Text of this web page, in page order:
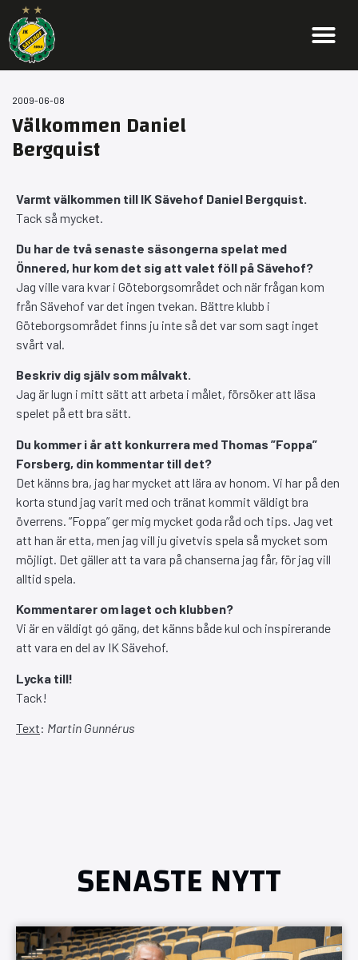
2009-06-08
Välkommen Daniel
Bergquist
Varmt välkommen till IK Sävehof Daniel Bergquist.
Tack så mycket.
Du har de två senaste säsongerna spelat med
Önnered, hur kom det sig att valet föll på Sävehof?
Jag ville vara kvar i Göteborgsområdet och när frågan kom
från Sävehof var det ingen tvekan. Bättre klubb i
Göteborgsområdet finns ju inte så det var som sagt inget
svårt val.
Beskriv dig själv som målvakt.
Jag är lugn i mitt sätt att arbeta i målet, försöker att läsa
spelet på ett bra sätt.
Du kommer i år att konkurrera med Thomas ”Foppa”
Forsberg, din kommentar till det?
Det känns bra, jag har mycket att lära av honom. Vi har på den
korta stund jag varit med och tränat kommit väldigt bra
överrens. ”Foppa” ger mig mycket goda råd och tips. Jag vet
att han är etta, men jag vill ju givetvis spela så mycket som
möjligt. Det gäller att ta vara på chanserna jag får, för jag vill
alltid spela.
Kommentarer om laget och klubben?
Vi är en väldigt gó gäng, det känns både kul och inspirerande
att vara en del av IK Sävehof.
Lycka till!
Tack!
Text: Martin Gunnérus
SENASTE NYTT